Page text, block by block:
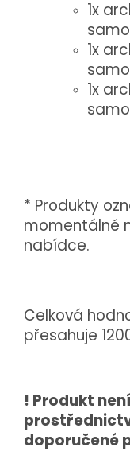
1x
1x
1x
* Produkty
momentálně
nabídce.
Celková
přesahuje
! Produkt
doporučené